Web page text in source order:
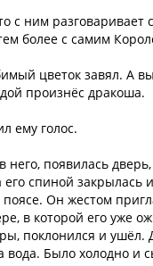
с ним
более с самим
цветок завял. А
произнёс дракоша.
ему голос.
него, появилась
спиной
Он жестом
в которой его уже
поклонился и
вода. Было холодно и